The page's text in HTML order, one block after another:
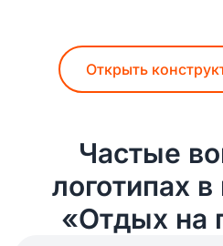
Открыть
Частые
логотипах в
«Отдых на